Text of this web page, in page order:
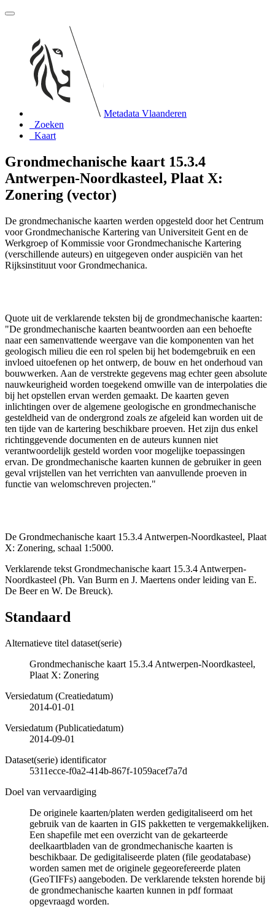
Metadata Vlaanderen
Zoeken
Kaart
Grondmechanische kaart 15.3.4
Antwerpen-Noordkasteel, Plaat X:
Zonering (vector)
De grondmechanische kaarten werden opgesteld door het Centrum
voor Grondmechanische Kartering van Universiteit Gent en de
Werkgroep of Kommissie voor Grondmechanische Kartering
(verschillende auteurs) en uitgegeven onder auspiciën van het
Rijksinstituut voor Grondmechanica.
Quote uit de verklarende teksten bij de grondmechanische kaarten:
"De grondmechanische kaarten beantwoorden aan een behoefte
naar een samenvattende weergave van die komponenten van het
geologisch milieu die een rol spelen bij het bodemgebruik en een
invloed uitoefenen op het ontwerp, de bouw en het onderhoud van
bouwwerken. Aan de verstrekte gegevens mag echter geen absolute
nauwkeurigheid worden toegekend omwille van de interpolaties die
bij het opstellen ervan werden gemaakt. De kaarten geven
inlichtingen over de algemene geologische en grondmechanische
gesteldheid van de ondergrond zoals ze afgeleid kan worden uit de
ten tijde van de kartering beschikbare proeven. Het zijn dus enkel
richtinggevende documenten en de auteurs kunnen niet
verantwoordelijk gesteld worden voor mogelijke toepassingen
ervan. De grondmechanische kaarten kunnen de gebruiker in geen
geval vrijstellen van het verrichten van aanvullende proeven in
functie van welomschreven projecten."
De Grondmechanische kaart 15.3.4 Antwerpen-Noordkasteel, Plaat
X: Zonering, schaal 1:5000.
Verklarende tekst Grondmechanische kaart 15.3.4 Antwerpen-
Noordkasteel (Ph. Van Burm en J. Maertens onder leiding van E.
De Beer en W. De Breuck).
Standaard
Alternatieve titel dataset(serie)
Grondmechanische kaart 15.3.4 Antwerpen-Noordkasteel,
Plaat X: Zonering
Versiedatum (Creatiedatum)
2014-01-01
Versiedatum (Publicatiedatum)
2014-09-01
Dataset(serie) identificator
5311ecce-f0a2-414b-867f-1059acef7a7d
Doel van vervaardiging
De originele kaarten/platen werden gedigitaliseerd om het
gebruik van de kaarten in GIS pakketten te vergemakkelijken.
Een shapefile met een overzicht van de gekarteerde
deelkaartbladen van de grondmechanische kaarten is
beschikbaar. De gedigitaliseerde platen (file geodatabase)
worden samen met de originele gegeorefereerde platen
(GeoTIFFs) aangeboden. De verklarende teksten horende bij
de grondmechanische kaarten kunnen in pdf formaat
opgevraagd worden.